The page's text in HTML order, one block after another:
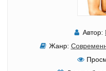
Автор:
Жанр: